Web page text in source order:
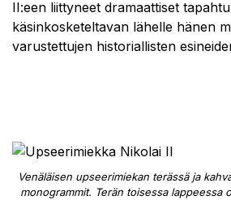
II:een liittyneet dramaattiset
käsinkosketeltavan lähelle hänen
varustettujen historiallisten
Venäläisen upseerimiekan terässä ja
monogrammit. Terän toisessa lappeessa